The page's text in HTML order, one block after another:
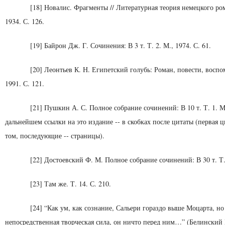
[18] Новалис. Фрагменты // Литературная теория немецкого
1934. С. 126.
[19] Байрон Дж. Г. Сочинения: В 3 т. Т. 2. М., 1974. С. 61.
[20] Леонтьев К. Н. Египетский голубь: Роман, повести,
1991. С. 121.
[21] Пушкин А. С. Полное собрание сочинений: В 10 т. Т. 1.
дальнейшем ссылки на это издание -- в скобках после цитаты (первая
том, последующие -- страницы).
[22] Достоевский Ф. М. Полное собрание сочинений: В 30 т.
[23] Там же. Т. 14. С. 210.
[24] “Как ум, как сознание, Сальери гораздо выше Моцарта, но
непосредственная творческая сила, он ничто перед ним…”